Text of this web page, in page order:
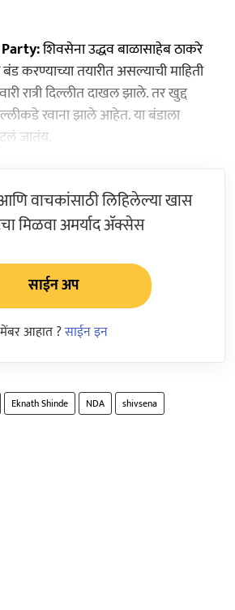
शिवसेना उद्धव बाळासाहेब ठाकरे
करण्याच्या तयारीत असल्याची माहिती
रात्री दिल्लीत दाखल झाले. तर खुद्द
रवाना झाले आहेत. या बंडाला
जातंय.
वाचकांसाठी लिहिलेल्या खास
मिळवा अमर्याद ॲक्सेस
साईन अप
मेंबर आहात ?साईन इन
Eknath Shinde NDA shivsena